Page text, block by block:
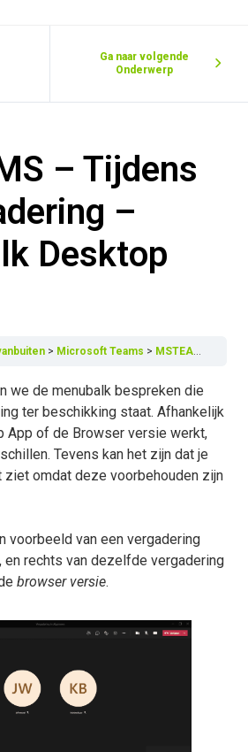
Ga naar volgende
Onderwerp
– Tijdens
–
Desktop
Microsoft Teams MSTEAMS – Tijdens de vergadering – Menubalk Desktop App
we de menubalk bespreken die
ter beschikking staat. Afhankelijk
App of de Browser versie werkt,
Tevens kan het zijn dat je
omdat deze voorbehouden zijn
voorbeeld van een vergadering
, en rechts van dezelfde vergadering
browser versie.